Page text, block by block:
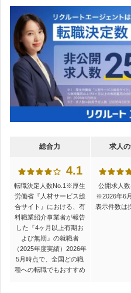
総合力
4.1
転職決定人数No.1 ※厚生
労働省『人材サービス総
合サイト』における、有
料職業紹介事業者が報告
した『4ヶ月以上有期お
よび無期』の就職者
（2025年度実績）2026年
5月時点で、全国どの職
種への転職でもおすすめ
求人
公開求人
※2026年6
表示件数は